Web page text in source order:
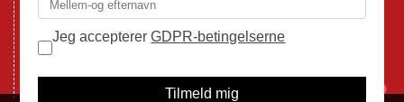
Hobby
Randger Van